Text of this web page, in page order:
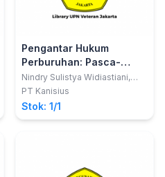
Pengantar Hukum
Perburuhan: Pasca-
Undang-Undang Cipta
Kerja
Nindry Sulistya Widiastiani,
S.H., M.H.
PT Kanisius
Stok: 1/1